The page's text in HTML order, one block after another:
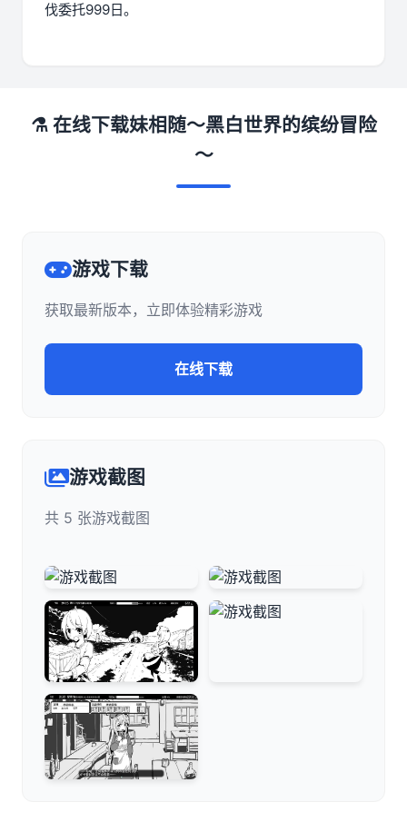
伐委托999日。
⚗️ 在线下载妹相随～黑白世界的缤纷冒险
～
游戏下载
获取最新版本，立即体验精彩游戏
在线下载
游戏截图
共 5 张游戏截图